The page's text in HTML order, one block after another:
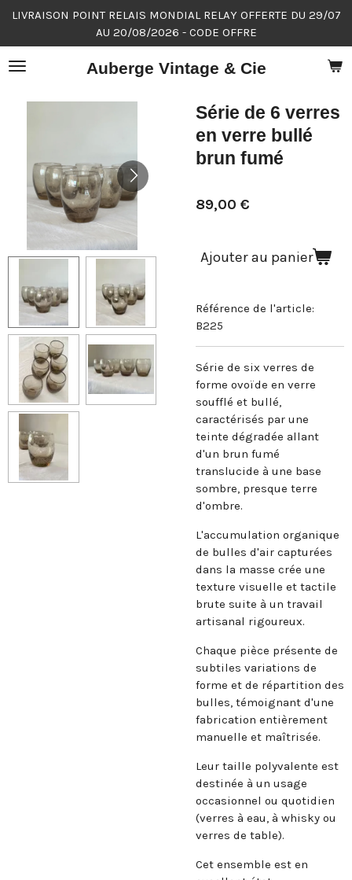
Passer
contenu
principal
Auberge Vintage & Cie
LIVRAISON POINT RELAIS MONDIAL RELAY OFFERTE DU 29/07
AU 20/08/2026 - CODE OFFRE
Série de 6 verres
en verre bullé
brun fumé
89,00 €
Ajouter au panier
Référence de l'article:
B225
Série de six verres de
forme ovoïde en verre
soufflé et bullé,
caractérisés par une
teinte dégradée allant
d'un brun fumé
translucide à une base
sombre, presque terre
d'ombre.
L'accumulation organique
de bulles d'air capturées
dans la masse crée une
texture visuelle et tactile
brute suite à un travail
artisanal rigoureux.
Chaque pièce présente de
subtiles variations de
forme et de répartition des
bulles, témoignant d'une
fabrication entièrement
manuelle et maîtrisée.
Leur taille polyvalente est
destinée à un usage
occasionnel ou quotidien
(verres à eau, à whisky ou
verres de table).
Cet ensemble est en